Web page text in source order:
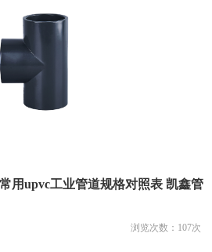
用upvc工业管道规格对照表 凯鑫管
浏览次数： 107次